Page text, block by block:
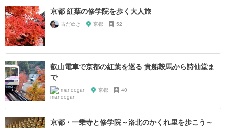
京都 紅葉の修学院を歩く大人旅
古だぬき 京都 52
叡山電車で京都の紅葉を巡る 貴船鞍馬から詩仙堂ま
で
mandegan 京都 40
京都・一乗寺と修学院～洛北のかくれ里を歩こう～